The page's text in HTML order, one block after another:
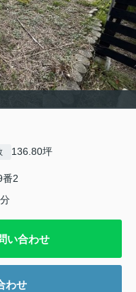
136.80坪
番2
い合わせ
わせ